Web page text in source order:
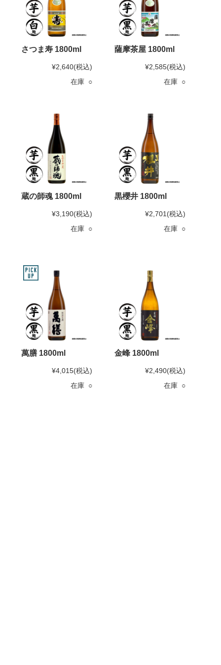
さつま寿 1800ml
¥2,640(税込)
在庫 ○
薩摩茶屋 1800ml
¥2,585(税込)
在庫 ○
蔵の師魂 1800ml
¥3,190(税込)
在庫 ○
黒櫻井 1800ml
¥2,701 (税込)
在庫 ○
萬膳 1800ml
¥4,015(税込)
在庫 ○
金峰 1800ml
¥2,490(税込)
在庫 ○